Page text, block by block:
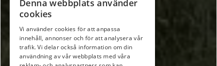
Denna webbplats använder
cookies
Vi använder cookies för att anpassa
innehåll, annonser och för att analysera vår
trafik. Vi delar också information om din
användning av vår webbplats med våra